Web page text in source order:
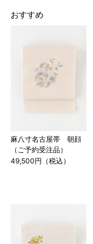
おすすめ
麻八寸名古屋帯 朝顔
（ご予約受注品）
49,500円（税込）